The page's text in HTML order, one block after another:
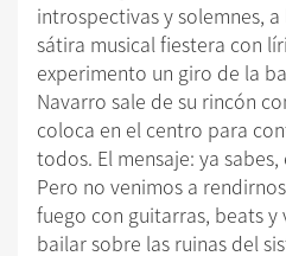
introspectivas y solemnes,
sátira musical fiestera con
experimento un giro de la
Navarro sale de su rincón
coloca en el centro para
todos. El mensaje: ya
Pero no venimos a
fuego con guitarras, beats y
bailar sobre las ruinas del